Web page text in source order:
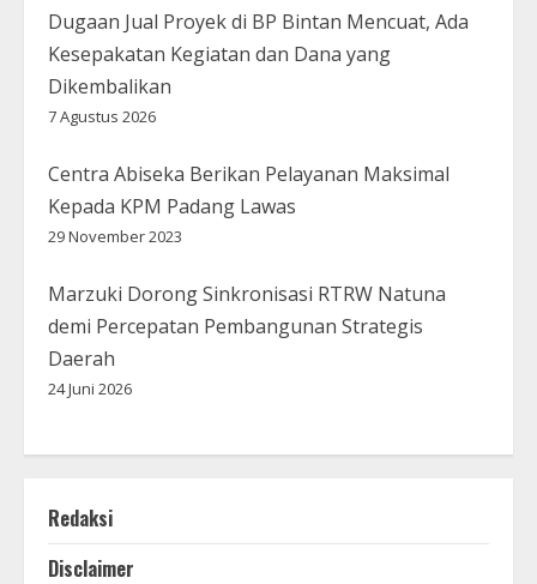
Dugaan Jual Proyek di BP Bintan Mencuat, Ada
Kesepakatan Kegiatan dan Dana yang
Dikembalikan
7 Agustus 2026
Centra Abiseka Berikan Pelayanan Maksimal
Kepada KPM Padang Lawas
29 November 2023
Marzuki Dorong Sinkronisasi RTRW Natuna
demi Percepatan Pembangunan Strategis
Daerah
24 Juni 2026
Redaksi
Disclaimer